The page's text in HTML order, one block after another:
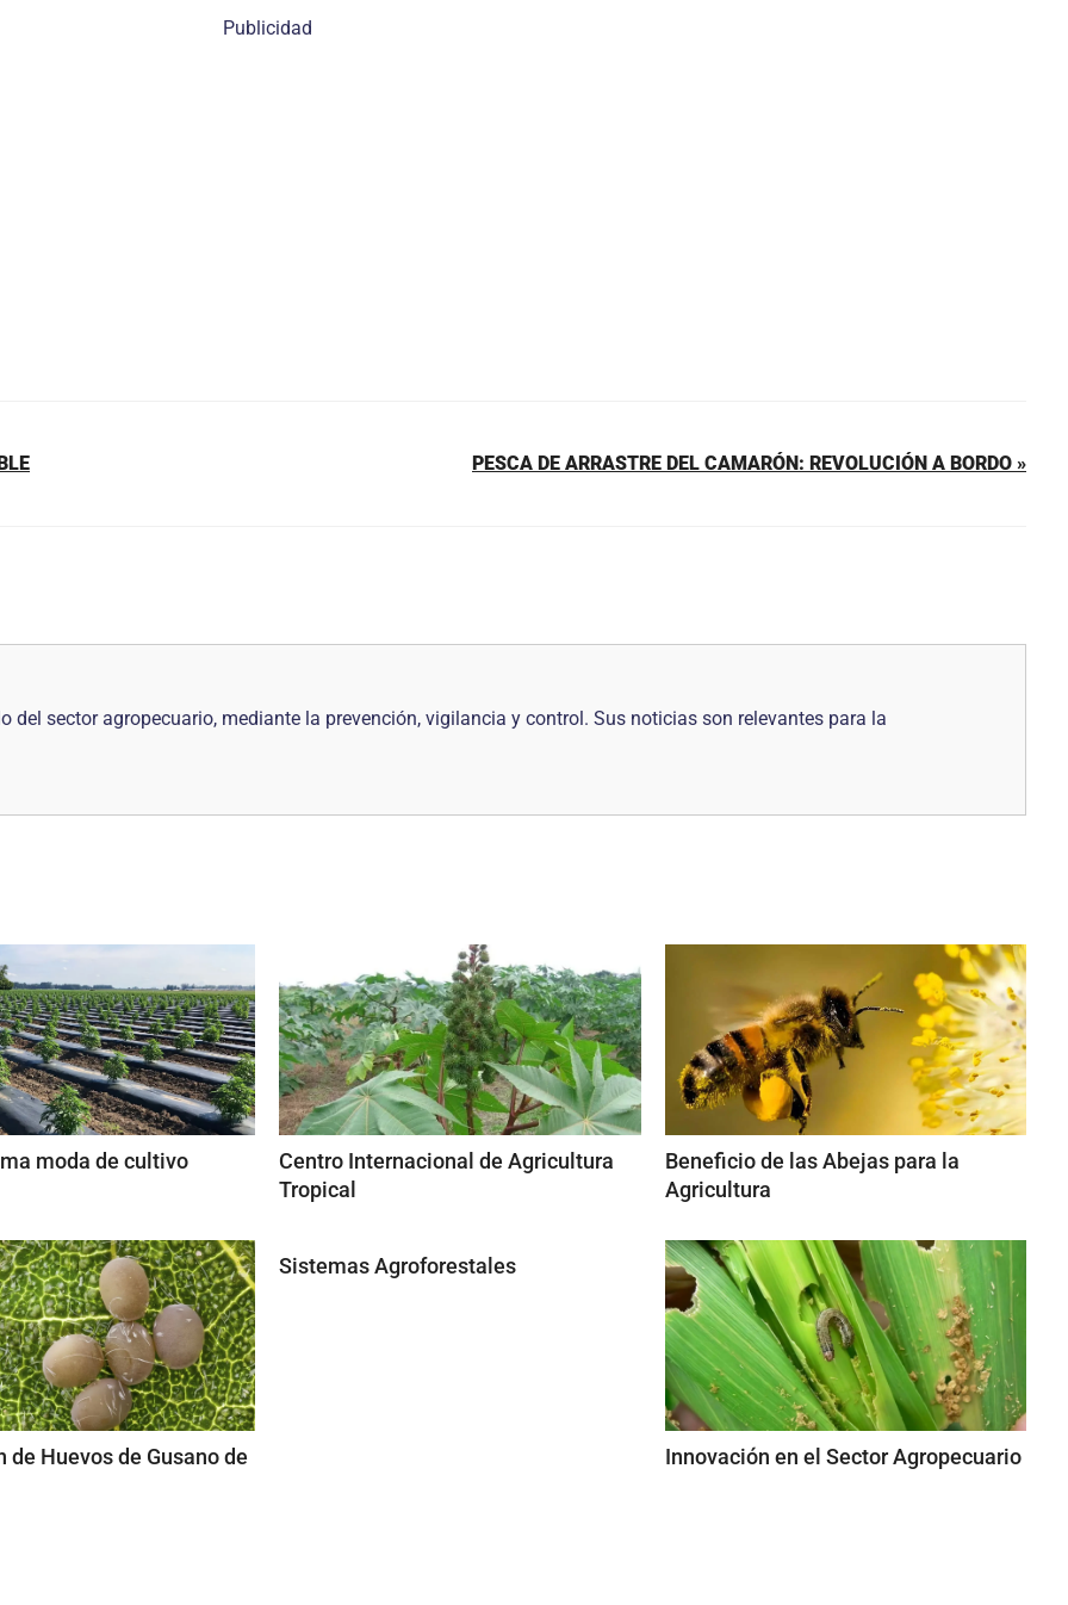
Publicidad
PESCA DE ARRASTRE DEL CAMARÓN: REVOLUCIÓN A BORDO »
del sector agropecuario, mediante la prevención, vigilancia y control. Sus noticias son relevantes para la
moda de cultivo
Centro Internacional de Agricultura
Tropical
Beneficio de las Abejas para la
Agricultura
de Huevos de Gusano de
Sistemas Agroforestales
Innovación en el Sector Agropecuario